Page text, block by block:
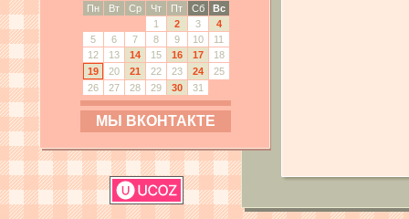
Пн
Вт Ср Чт Пт Сб
Вс
1
2 3
4
5
6 7 8 9 10
11
12
13 14 15 16 17
18
19
20 21 22 23 24
25
26
27 28 29 30 31
МЫ ВКОНТАКТЕ